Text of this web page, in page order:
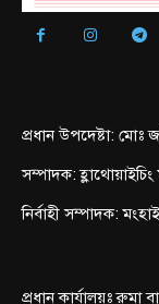
প্রধান উপদেষ্টা: মোঃ
সম্পাদক: হ্লাথোয়াইচিং
নির্বাহী সম্পাদক:
প্রধান কার্যালয়ঃ রুমা